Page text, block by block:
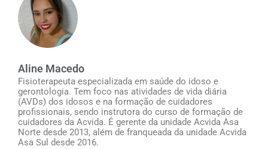
Aline Macedo
Fisioterapeuta especializada em saúde do idoso e
gerontologia. Tem foco nas atividades de vida diária
(AVDs) dos idosos e na formação de cuidadores
profissionais, sendo instrutora do curso de formação de
cuidadores da Acvida. É gerente da unidade Acvida Asa
Norte desde 2013, além de franqueada da unidade Acvida
Asa Sul desde 2016.